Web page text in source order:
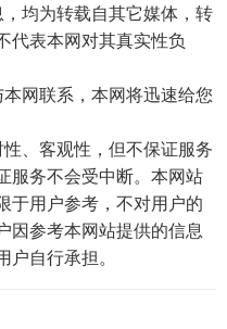
均为转载自其它媒体，转
代表本网对其真实性负
网联系，本网将迅速给您
、客观性，但不保证服务
服务不会受中断。本网站
于用户参考，不对用户的
因参考本网站提供的信息
自行承担。